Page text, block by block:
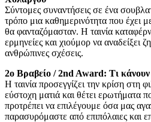
Σύντομες συναντήσεις σε ένα
τρόπο μια καθημερινότητα που έχει
θα φανταζόμασταν. Η ταινία
ερμηνείες και χιούμορ να αναδείξει
ανθρώπινες σχέσεις.
2ο Βραβείο / 2nd Award: Τι κάνουν
Η ταινία προσεγγίζει την κρίση στη
εύστοχη ματιά και θέτει ερωτήματα
προτρέπει να επιλέγουμε όσα μας
παρασυρόμαστε από επιπόλαιες και